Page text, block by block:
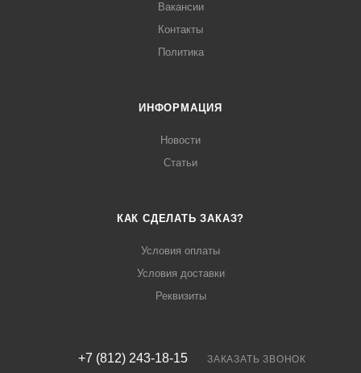
Вакансии
Контакты
Политика
ИНФОРМАЦИЯ
Новости
Статьи
КАК СДЕЛАТЬ ЗАКАЗ?
Условия оплаты
Условия доставки
Реквизиты
+7 (812) 243-18-15 ЗАКАЗАТЬ ЗВОНОК